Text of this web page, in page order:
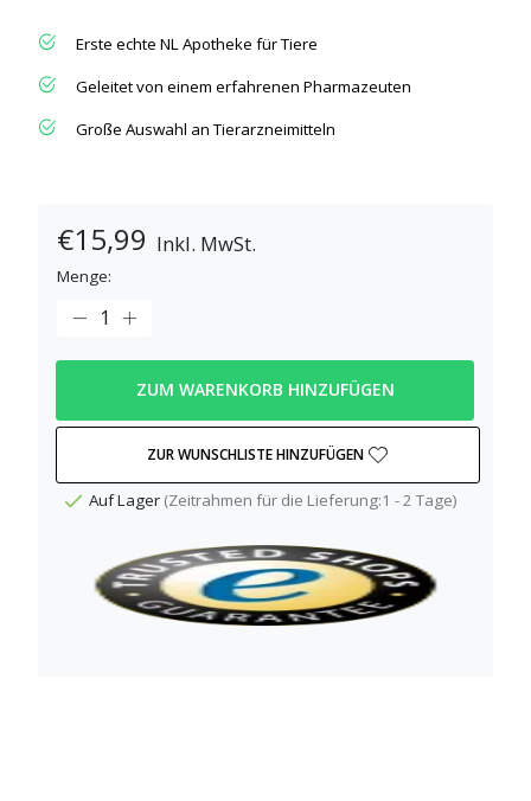
Erste echte NL Apotheke für Tiere
Geleitet von einem erfahrenen Pharmazeuten
Große Auswahl an Tierarzneimitteln
€15,99 Inkl. MwSt.
Menge:
ZUM WARENKORB HINZUFÜGEN
ZUR WUNSCHLISTE HINZUFÜGEN
Auf Lager (Zeitrahmen für die Lieferung:1 - 2 Tage)